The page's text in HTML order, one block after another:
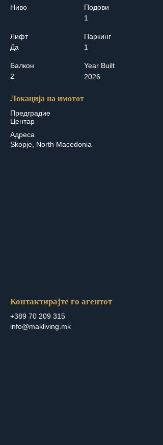
Ниво
Подови
1
Лифт
Да
Паркинг
1
Балкон
2
Year Built
2026
Локација на имотот
Предградие
Центар
Адреса
Skopje, North Macedonia
Контактирајте го агентот
+389 70 209 315
info@makliving.mk